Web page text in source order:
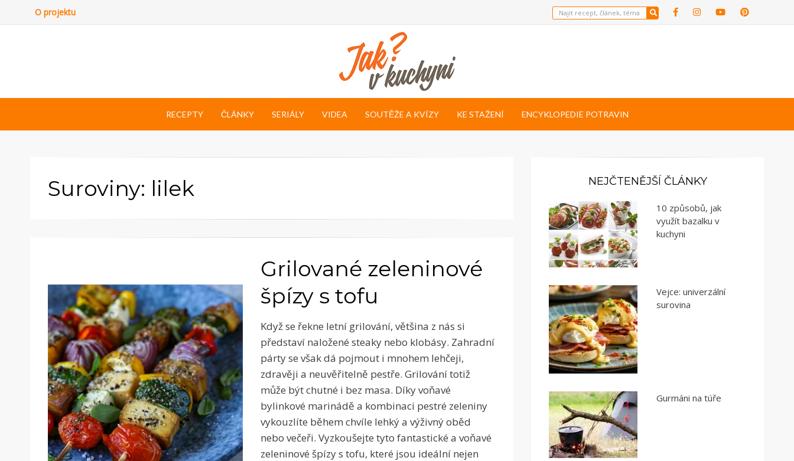
O projektu
RECEPTY ČLÁNKY SERIÁLY VIDEA SOUTĚŽE A KVÍZY KE STAŽENÍ ENCYKLOPEDIE POTRAVIN
Suroviny: lilek
Grilované zeleninové
špízy s tofu
Když se řekne letní grilování, většina z nás si
představí naložené steaky nebo klobásy. Zahradní
párty se však dá pojmout i mnohem lehčeji,
zdravěji a neuvěřitelně pestře. Grilování totiž
může být chutné i bez masa. Díky voňavé
bylinkové marinádě a kombinaci pestré zeleniny
vykouzlíte během chvíle lehký a výživný oběd
nebo večeři. Vyzkoušejte tyto fantastické a voňavé
zeleninové špízy s tofu, které jsou ideální nejen
NEJČTENĚJŠÍ ČLÁNKY
10 způsobů, jak
využít bazalku v
kuchyni
Vejce: univerzální
surovina
Gurmáni na túře